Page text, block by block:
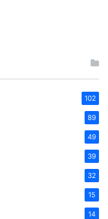
102
89
49
39
32
15
14